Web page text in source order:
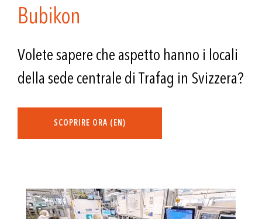
Bubikon
Volete sapere che aspetto hanno i locali
della sede centrale di Trafag in Svizzera?
SCOPRIRE ORA (EN)